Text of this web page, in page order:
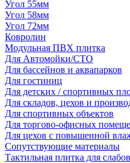
Угол 55мм
Угол 58мм
Угол 72мм
Ковролин
Модульная ПВХ плитка
Для Автомойки/СТО
Для бассейнов и аквапарков
Для гостиниц
Для детских / спортивных
Для складов, цехов и
Для спортивных объектов
Для торгово-офисных
Для цехов с повышенной
Сопутствующие материалы
Тактильная плитка для